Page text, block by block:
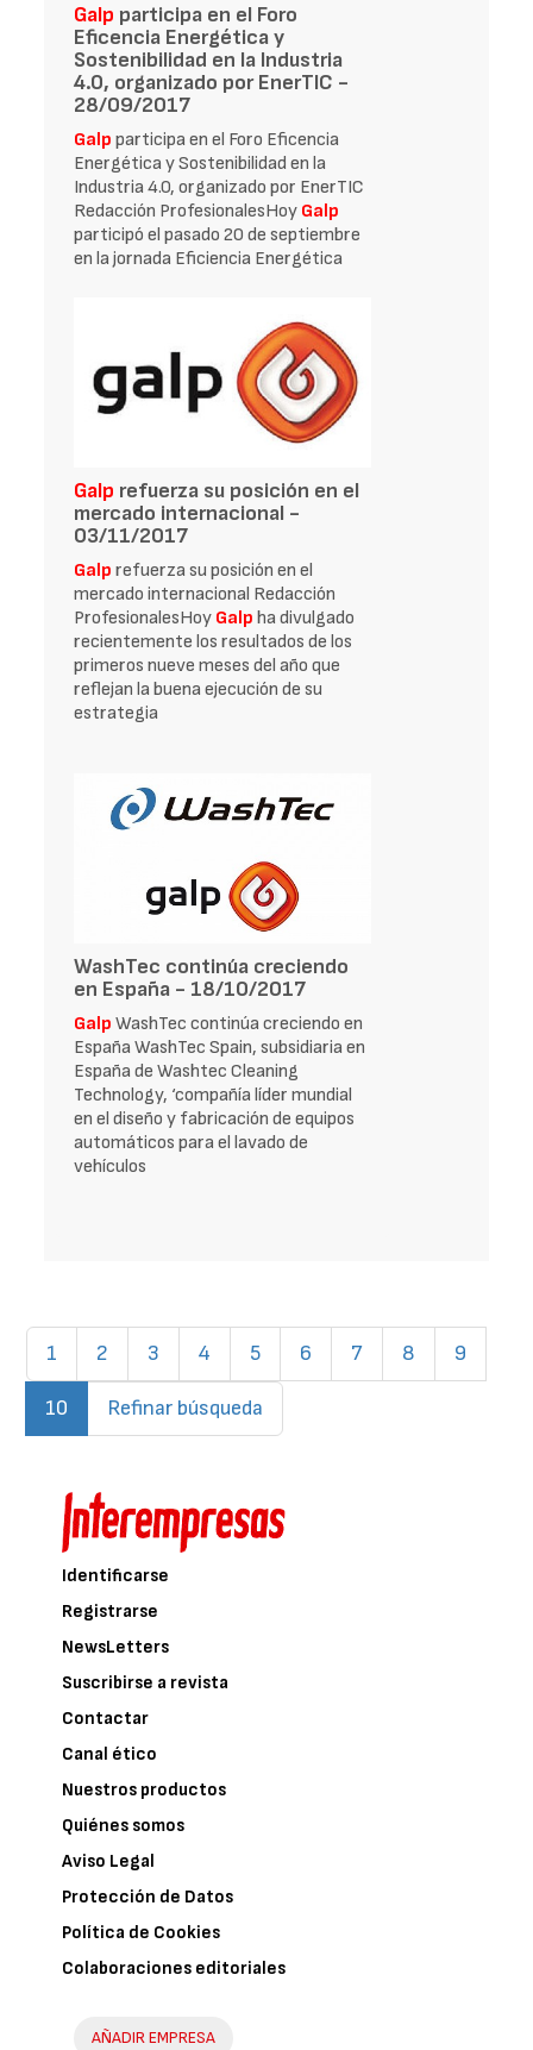
Galp participa en el Foro
Eficencia Energética y
Sostenibilidad en la Industria
4.0, organizado por EnerTIC -
28/09/2017
Galp participa en el Foro Eficencia
Energética y Sostenibilidad en la
Industria 4.0, organizado por EnerTIC
Redacción ProfesionalesHoy Galp
participó el pasado 20 de septiembre
en la jornada Eficiencia Energética
Galp refuerza su posición en el
mercado internacional -
03/11/2017
Galp refuerza su posición en el
mercado internacional Redacción
ProfesionalesHoy Galp ha divulgado
recientemente los resultados de los
primeros nueve meses del año que
reflejan la buena ejecución de su
estrategia
WashTec continúa creciendo
en España - 18/10/2017
Galp WashTec continúa creciendo en
España WashTec Spain, subsidiaria en
España de Washtec Cleaning
Technology, ‘compañía líder mundial
en el diseño y fabricación de equipos
automáticos para el lavado de
vehículos
1 2 3 4 5 6 7 8 9
10 (current)
Refinar búsqueda
Identificarse
Registrarse
NewsLetters
Suscribirse a revista
Contactar
Canal ético
Nuestros productos
Quiénes somos
Aviso Legal
Protección de Datos
Política de Cookies
Colaboraciones editoriales
AÑADIR EMPRESA